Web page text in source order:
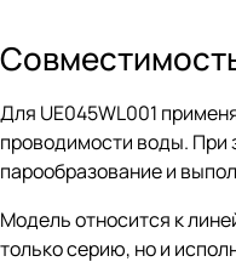
Для UE045WL001
проводимости воды. При
парообразование и
Модель относится к
только серию, но и